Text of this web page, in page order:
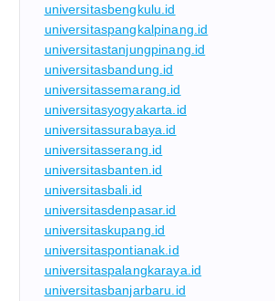
universitasbengkulu.id
universitaspangkalpinang.id
universitastanjungpinang.id
universitasbandung.id
universitassemarang.id
universitasyogyakarta.id
universitassurabaya.id
universitasserang.id
universitasbanten.id
universitasbali.id
universitasdenpasar.id
universitaskupang.id
universitaspontianak.id
universitaspalangkaraya.id
universitasbanjarbaru.id